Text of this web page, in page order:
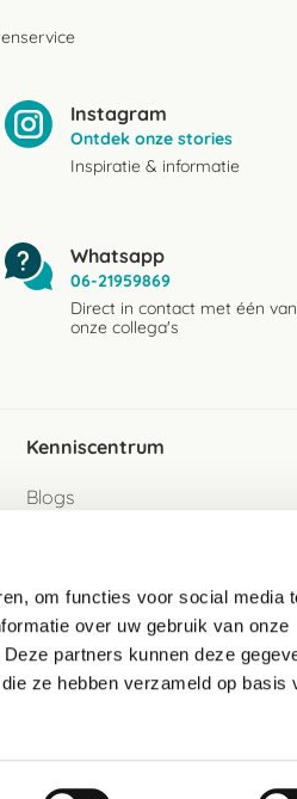
om functies voor social media
over uw gebruik van onze
partners kunnen deze
ze hebben verzameld op basis
Instagram
Ontdek onze stories
Inspiratie & informatie
Whatsapp
06-21959869
Direct in contact met één van
onze collega's
Kenniscentrum
Blogs